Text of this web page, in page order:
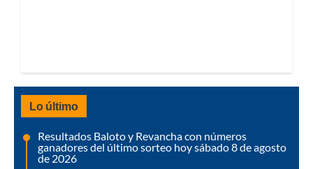
Lo último
Resultados Baloto y Revancha con números
ganadores del último sorteo hoy sábado 8 de agosto
de 2026